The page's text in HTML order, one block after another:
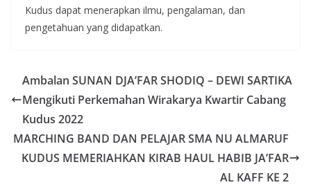
Kudus dapat menerapkan ilmu, pengalaman, dan
pengetahuan yang didapatkan.
Ambalan SUNAN DJA’FAR SHODIQ – DEWI SARTIKA
Mengikuti Perkemahan Wirakarya Kwartir Cabang
Kudus 2022
MARCHING BAND DAN PELAJAR SMA NU ALMARUF
KUDUS MEMERIAHKAN KIRAB HAUL HABIB JA’FAR
AL KAFF KE 2